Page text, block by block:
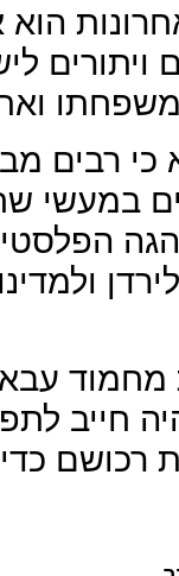
כי רבים
במעשי
מחמוד
חייב
רכושם